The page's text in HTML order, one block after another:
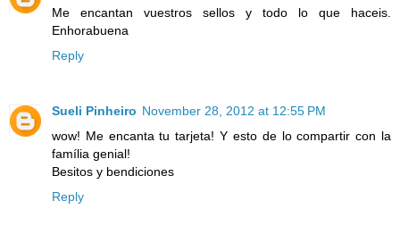
Me encantan vuestros sellos y todo lo que haceis.
Enhorabuena
Reply
Sueli Pinheiro November 28, 2012 at 12:55 PM
wow! Me encanta tu tarjeta! Y esto de lo compartir con la
família genial!
Besitos y bendiciones
Reply